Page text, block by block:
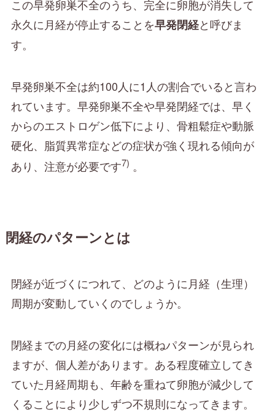
この早発卵巣不全のうち、完全に卵胞が消失して
永久に月経が停止することを早発閉経と呼びま
す。
早発卵巣不全は約100人に1人の割合でいると言わ
れています。早発卵巣不全や早発閉経では、早く
からのエストロゲン低下により、骨粗鬆症や動脈
硬化、脂質異常症などの症状が強く現れる傾向が
あり、注意が必要です7) 。
閉経のパターンとは
閉経が近づくにつれて、どのように月経（生理）
周期が変動していくのでしょうか。
閉経までの月経の変化には概ねパターンが見られ
ますが、個人差があります。ある程度確立してき
ていた月経周期も、年齢を重ねて卵胞が減少して
くることにより少しずつ不規則になってきます。